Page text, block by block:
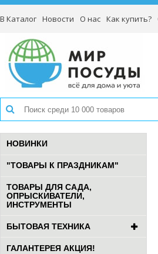
В Каталог Новости О нас Как купить?
НОВИНКИ
"ТОВАРЫ К ПРАЗДНИКАМ"
ТОВАРЫ ДЛЯ САДА,
ОПРЫСКИВАТЕЛИ,
ИНСТРУМЕНТЫ
БЫТОВАЯ ТЕХНИКА
ГАЛАНТЕРЕЯ АКЦИЯ!